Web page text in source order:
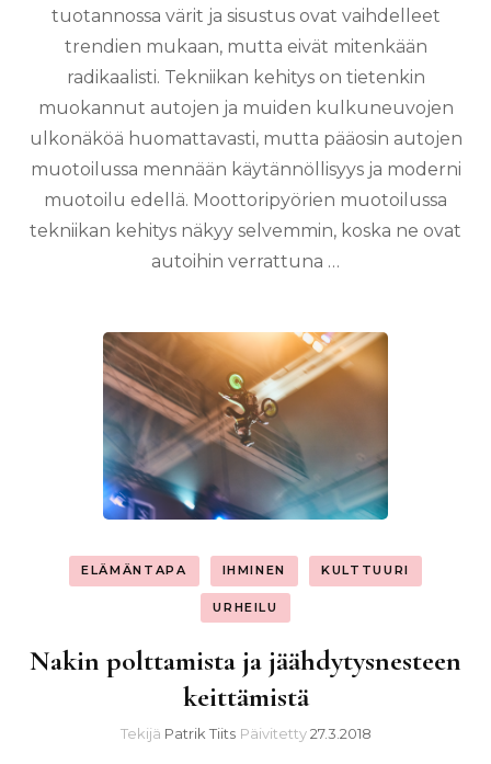
tuotannossa värit ja sisustus ovat vaihdelleet
trendien mukaan, mutta eivät mitenkään
radikaalisti. Tekniikan kehitys on tietenkin
muokannut autojen ja muiden kulkuneuvojen
ulkonäköä huomattavasti, mutta pääosin autojen
muotoilussa mennään käytännöllisyys ja moderni
muotoilu edellä. Moottoripyörien muotoilussa
tekniikan kehitys näkyy selvemmin, koska ne ovat
autoihin verrattuna …
ELÄMÄNTAPA IHMINEN KULTTUURI
URHEILU
Nakin polttamista ja jäähdytysnesteen
keittämistä
Tekijä Patrik Tiits Päivitetty27.3.2018